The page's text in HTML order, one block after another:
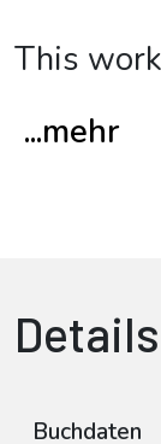
This
...mehr
Details
Buchdaten